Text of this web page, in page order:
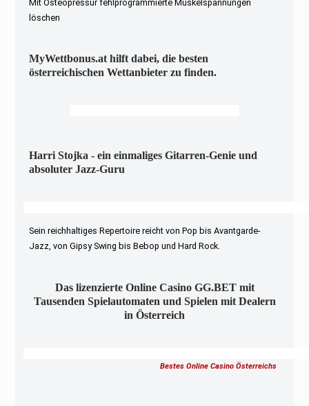
Mit Osteopressur fehlprogrammierte Muskelspannungen
löschen
MyWettbonus.at hilft dabei, die besten
österreichischen Wettanbieter zu finden.
Harri Stojka - ein einmaliges Gitarren-Genie und
absoluter Jazz-Guru
Sein reichhaltiges Repertoire reicht von Pop bis Avantgarde-
Jazz, von Gipsy Swing bis Bebop und Hard Rock.
Das lizenzierte Online Casino GG.BET mit
Tausenden Spielautomaten und Spielen mit Dealern
in Österreich
Bestes Online Casino Österreichs